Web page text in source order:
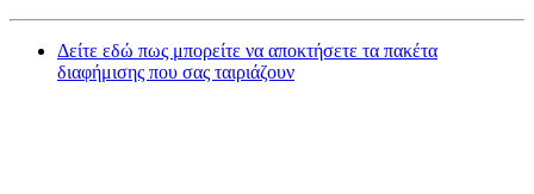
Δείτε εδώ πως μπορείτε να αποκτήσετε τα πακέτα
διαφήμισης που σας ταιριάζουν